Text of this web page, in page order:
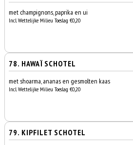
met champignons, paprika en ui
Incl. Wettelijke Milieu Toeslag €0,20
78. HAWAÏ SCHOTEL
met shoarma, ananas en gesmolten kaas
Incl. Wettelijke Milieu Toeslag €0,20
79. KIPFILET SCHOTEL